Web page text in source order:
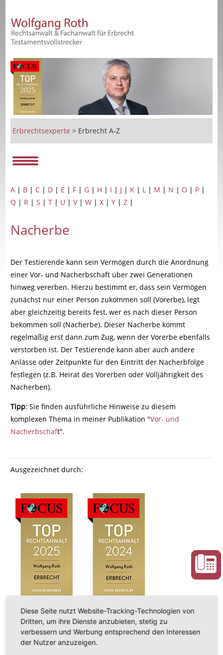
Erbrechtsexperte > Erbrecht A-Z
A | B | C | D | E | F | G | H | I | J | K | L | M | N | O | P |
Q | R |S |T | U |V|W |X |Y |Z |
Nacherbe
Der Testierende kann sein Vermögen durch die Anordnung
einer Vor- und Nacherbschaft über zwei Generationen
hinweg vererben. Hierzu bestimmt er, dass sein Vermögen
zunächst nur einer Person zukommen soll (Vorerbe), legt
aber gleichzeitig bereits fest, wer es nach dieser Person
bekommen soll (Nacherbe). Dieser Nacherbe kommt
regelmäßig erst dann zum Zug, wenn der Vorerbe ebenfalls
verstorben ist. Der Testierende kann aber auch andere
Anlässe oder Zeitpunkte für den Eintritt der Nacherbfolge
festlegen (z.B. Heirat des Vorerben oder Volljährigkeit des
Nacherben).
Tipp: Sie finden ausführliche Hinweise zu diesem
komplexen Thema in meiner Publikation "Vor- und
Nacherbschaft".
Ausgezeichnet durch:
Diese Seite nutzt Website-Tracking-Technologien von
Dritten, um ihre Dienste anzubieten, stetig zu
verbessern und Werbung entsprechend den Interessen
der Nutzer anzuzeigen.